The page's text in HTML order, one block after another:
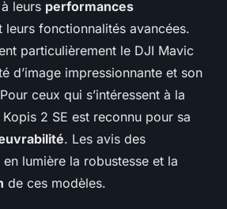
leurs performances
leurs fonctionnalités avancées.
particulièrement le DJI Mavic
d’image impressionnante et son
ceux qui s’intéressent à la
2 SE est reconnu pour sa
. Les avis des
lumière la robustesse et la
de ces modèles.